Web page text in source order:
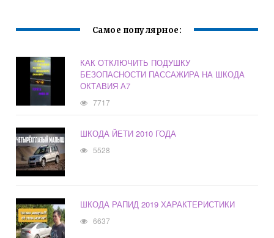
Самое популярное:
КАК ОТКЛЮЧИТЬ ПОДУШКУ
БЕЗОПАСНОСТИ ПАССАЖИРА НА ШКОДА
ОКТАВИЯ А7
7717
ШКОДА ЙЕТИ 2010 ГОДА
5528
ШКОДА РАПИД 2019 ХАРАКТЕРИСТИКИ
6637